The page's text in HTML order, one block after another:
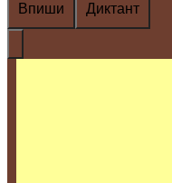
Впиши Диктант